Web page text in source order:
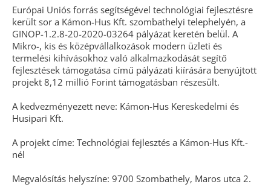
Európai Uniós forrás segítségével technológiai fejlesztésre
került sor a Kámon-Hus Kft. szombathelyi telephelyén, a
GINOP-1.2.8-20-2020-03264 pályázat keretén belül. A
Mikro-, kis és középvállalkozások modern üzleti és
termelési kihívásokhoz való alkalmazkodását segítő
fejlesztések támogatása című pályázati kiírására benyújtott
projekt 8,12 millió Forint támogatásban részesült.
A kedvezményezett neve: Kámon-Hus Kereskedelmi és
Husipari Kft.
A projekt címe: Technológiai fejlesztés a Kámon-Hus Kft.-
nél
Megvalósítás helyszíne: 9700 Szombathely, Maros utca 2.